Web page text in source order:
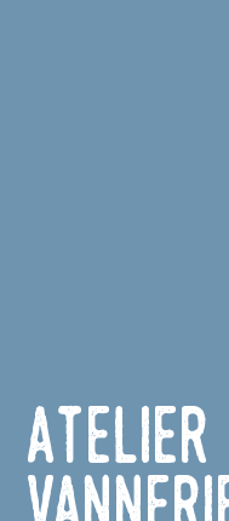
Atelier